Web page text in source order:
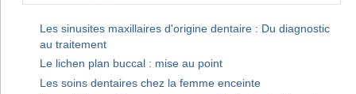
Les sinusites maxillaires d'origine dentaire : Du diagnostic
au traitement
Le lichen plan buccal : mise au point
Les soins dentaires chez la femme enceinte